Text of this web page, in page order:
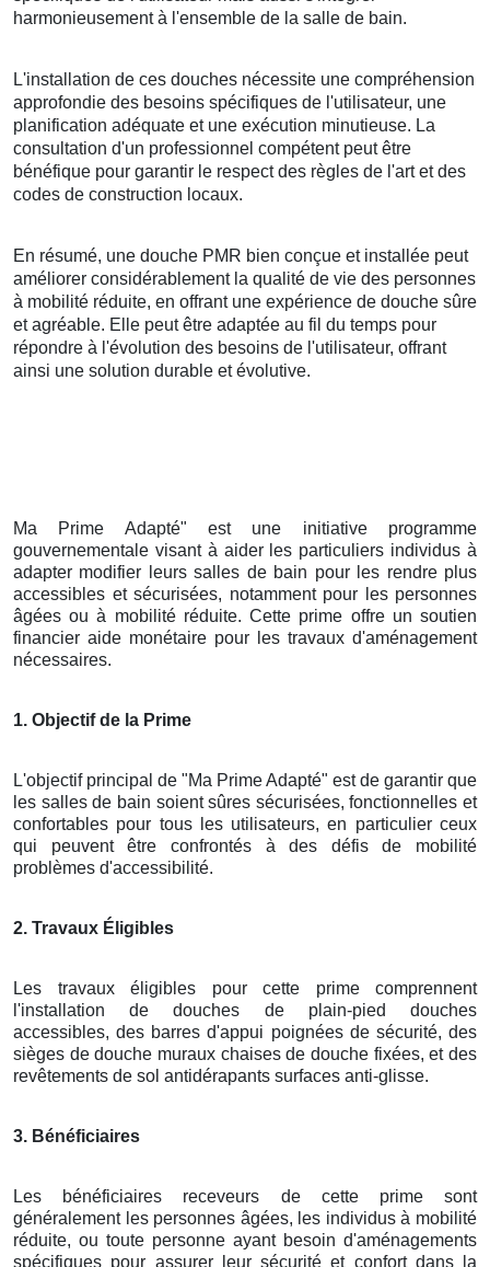
harmonieusement à l'ensemble de la salle de bain.
L'installation de ces douches nécessite une compréhension
approfondie des besoins spécifiques de l'utilisateur, une
planification adéquate et une exécution minutieuse. La
consultation d'un professionnel compétent peut être
bénéfique pour garantir le respect des règles de l'art et des
codes de construction locaux.
En résumé, une douche PMR bien conçue et installée peut
améliorer considérablement la qualité de vie des personnes
à mobilité réduite, en offrant une expérience de douche sûre
et agréable. Elle peut être adaptée au fil du temps pour
répondre à l'évolution des besoins de l'utilisateur, offrant
ainsi une solution durable et évolutive.
Ma Prime Adapté" est une initiative programme
gouvernementale visant à aider les particuliers individus à
adapter modifier leurs salles de bain pour les rendre plus
accessibles et sécurisées, notamment pour les personnes
âgées ou à mobilité réduite. Cette prime offre un soutien
financier aide monétaire pour les travaux d'aménagement
nécessaires.
1. Objectif de la Prime
L'objectif principal de "Ma Prime Adapté" est de garantir que
les salles de bain soient sûres sécurisées, fonctionnelles et
confortables pour tous les utilisateurs, en particulier ceux
qui peuvent être confrontés à des défis de mobilité
problèmes d'accessibilité.
2. Travaux Éligibles
Les travaux éligibles pour cette prime comprennent
l'installation de douches de plain-pied douches
accessibles, des barres d'appui poignées de sécurité, des
sièges de douche muraux chaises de douche fixées, et des
revêtements de sol antidérapants surfaces anti-glisse.
3. Bénéficiaires
Les bénéficiaires receveurs de cette prime sont
généralement les personnes âgées, les individus à mobilité
réduite, ou toute personne ayant besoin d'aménagements
spécifiques pour assurer leur sécurité et confort dans la